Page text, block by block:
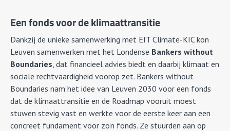
Een fonds voor de klimaattransitie
Dankzij de unieke samenwerking met EIT Climate-KIC kon
Leuven samenwerken met het Londense Bankers without
Boundaries, dat financieel advies biedt en daarbij klimaat en
sociale rechtvaardigheid voorop zet. Bankers without
Boundaries nam het idee van Leuven 2030 voor een fonds
dat de klimaattransitie en de Roadmap vooruit moest
stuwen stevig vast en werkte voor de eerste keer aan een
concreet fundament voor zo’n fonds. Ze stuurden aan op